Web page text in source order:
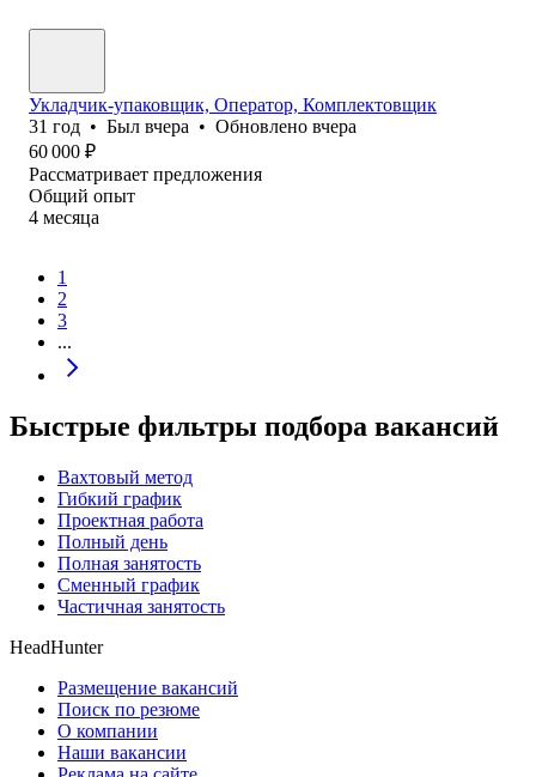
Укладчик-упаковщик, Оператор, Комплектовщик
31 год • Был вчера • Обновлено вчера
60 000 ₽
Рассматривает предложения
Общий опыт
4 месяца
1
2
3
...
Быстрые фильтры подбора вакансий
Вахтовый метод
Гибкий график
Проектная работа
Полный день
Полная занятость
Сменный график
Частичная занятость
HeadHunter
Размещение вакансий
Поиск по резюме
О компании
Наши вакансии